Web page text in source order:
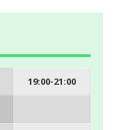
19:00-21:00